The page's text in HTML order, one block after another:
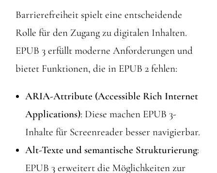
Barrierefreiheit spielt eine entscheidende
Rolle für den Zugang zu digitalen Inhalten.
EPUB 3 erfüllt moderne Anforderungen und
bietet Funktionen, die in EPUB 2 fehlen:
ARIA-Attribute (Accessible Rich Internet
Applications): Diese machen EPUB 3-
Inhalte für Screenreader besser navigierbar.
Alt-Texte und semantische Strukturierung:
EPUB 3 erweitert die Möglichkeiten zur